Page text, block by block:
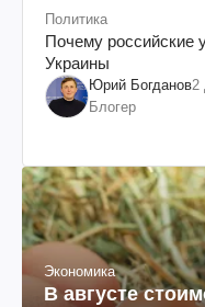
Политика
Почему российские
Украины
Юрий Богданов2
Блогер
Экономика
В августе